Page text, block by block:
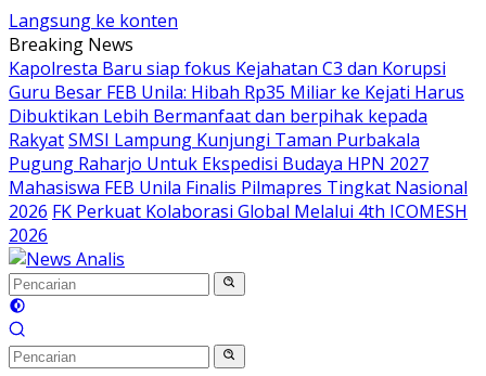
Langsung ke konten
Breaking News
Kapolresta Baru siap fokus Kejahatan C3 dan Korupsi
Guru Besar FEB Unila: Hibah Rp35 Miliar ke Kejati Harus
Dibuktikan Lebih Bermanfaat dan berpihak kepada
RakyatSMSI Lampung Kunjungi Taman Purbakala
Pugung Raharjo Untuk Ekspedisi Budaya HPN 2027
Mahasiswa FEB Unila Finalis Pilmapres Tingkat Nasional
2026 FK Perkuat Kolaborasi Global Melalui 4th ICOMESH
2026